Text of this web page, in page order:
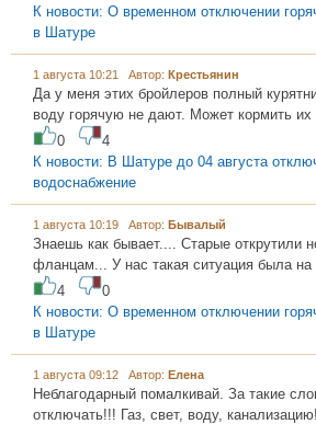
К новости: О временном отключении
в Шатуре
1 августа 10:21 Автор: Крестьянин
Да у меня этих бройлеров полный
воду горячую не дают. Может кормить их
0
4
К новости: В Шатуре до 04 августа
водоснабжение
1 августа 10:19 Автор: Бывалый
Знаешь как бывает.... Старые открутили
фланцам... У нас такая ситуация была
4
0
К новости: О временном отключении
в Шатуре
1 августа 09:12 Автор: Елена
Неблагодарный помалкивай. За такие
отключать!!! Газ, свет, воду,